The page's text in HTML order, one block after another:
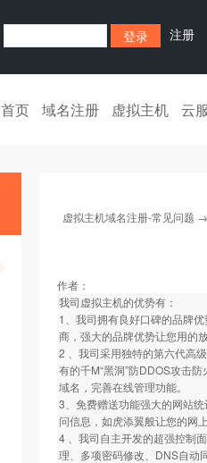
注册
首页 域名注册 虚拟主机 云
虚拟主机域名注册-常见问题
作者：
我司虚拟主机的优势有：
1、我司拥有良好口碑的品牌
商，强大的品牌优势让您用的
2 、我司采用独特的第六代高
有的千M“黑洞”防DDOS攻击
域名，完善在线管理功能。
3、免费赠送功能强大的网站
问信息，如虎添翼般让您的网
4 、我司自主开发的超强控制
理、多项密码修改、DNS自动